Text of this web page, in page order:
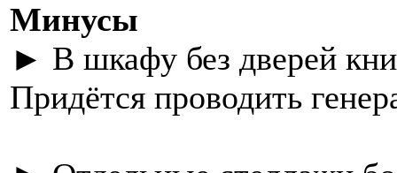
Минусы
► В шкафу без дверей
Придётся проводить